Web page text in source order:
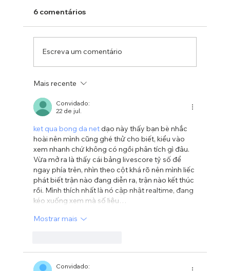
empreendedora
6 comentários
Escreva um comentário
Mais recente
Convidado:
22 de jul.
ket qua bong da net dạo này thấy bạn bè nhắc
hoài nên mình cũng ghé thử cho biết, kiểu vào
xem nhanh chứ không có ngồi phân tích gì đâu.
Vừa mở ra là thấy cái bảng livescore tỷ số để
ngay phía trên, nhìn theo cột khá rõ nên mình liếc
phát biết trận nào đang diễn ra, trận nào kết thúc
rồi. Mình thích nhất là nó cập nhật realtime, đang
kéo xuống xem mà số liệu…
Mostrar mais
Convidado: